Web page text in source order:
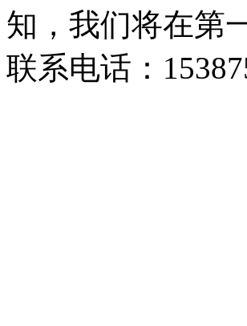
知，我们将在第
联系电话：